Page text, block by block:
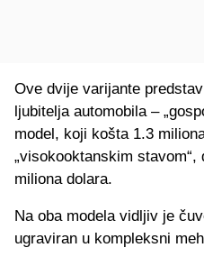
Ove dvije varijante
ljubitelja automobila –
model, koji košta 1.3
„visokooktanskim
miliona dolara.
Na oba modela vidljiv je
ugraviran u kompleksni